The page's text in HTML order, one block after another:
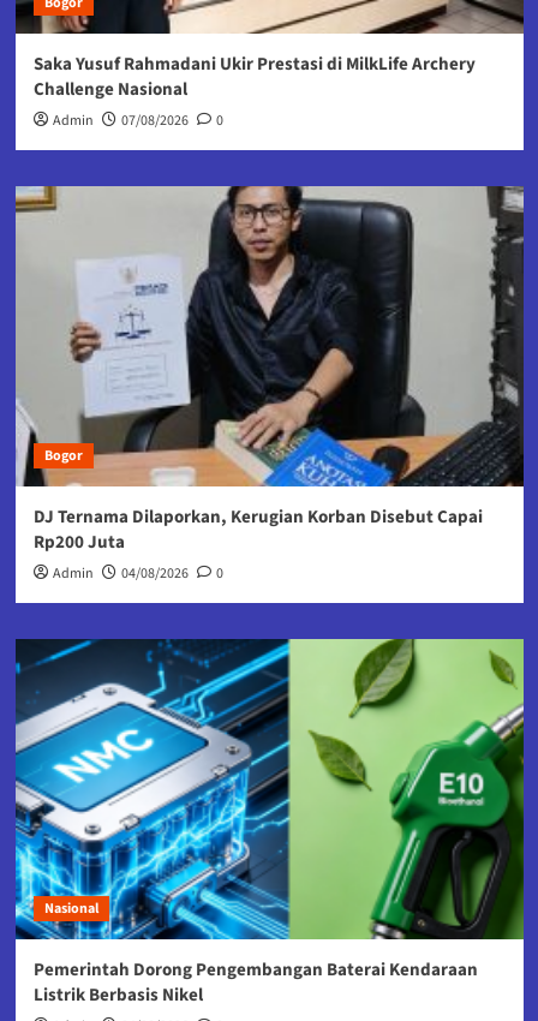
Saka Yusuf Rahmadani Ukir Prestasi di MilkLife Archery
Challenge Nasional
Admin 07/08/2026 0
Bogor
DJ Ternama Dilaporkan, Kerugian Korban Disebut Capai
Rp200 Juta
Admin 04/08/2026 0
Nasional
Pemerintah Dorong Pengembangan Baterai Kendaraan
Listrik Berbasis Nikel